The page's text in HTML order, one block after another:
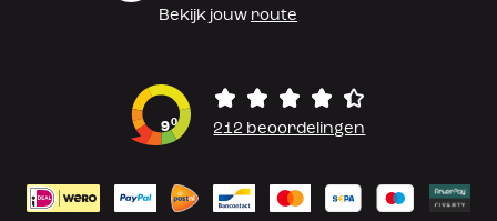
Bekijk jouw route
90 212 beoordelingen